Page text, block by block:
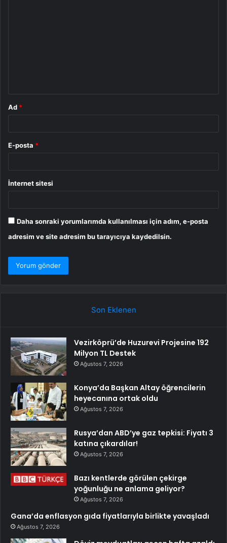
Ad *
E-posta *
İnternet sitesi
Daha sonraki yorumlarımda kullanılması için adım, e-posta
adresim ve site adresim bu tarayıcıya kaydedilsin.
Son Eklenen
Vezirköprü’de Huzurevi Projesine 192
Milyon TL Destek
Ağustos 7, 2026
Konya’da Başkan Altay öğrencilerin
heyecanına ortak oldu
Ağustos 7, 2026
Rusya’dan ABD’ye gaz tepkisi: Fiyatı 3
katına çıkardılar!
Ağustos 7, 2026
Bazı kentlerde görülen çekirge
yoğunluğu ne anlama geliyor?
Ağustos 7, 2026
Gana’da enflasyon gıda fiyatlarıyla birlikte yavaşladı
Ağustos 7, 2026